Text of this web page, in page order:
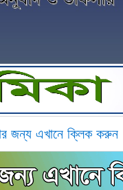
জন্য এখানে ক্লিক করুন